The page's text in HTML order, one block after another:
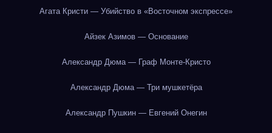
Агата Кристи — Убийство в «Восточном экспрессе»
Айзек Азимов — Основание
Александр Дюма — Граф Монте-Кристо
Александр Дюма — Три мушкетёра
Александр Пушкин — Евгений Онегин